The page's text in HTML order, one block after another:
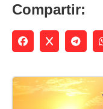
Compartir: